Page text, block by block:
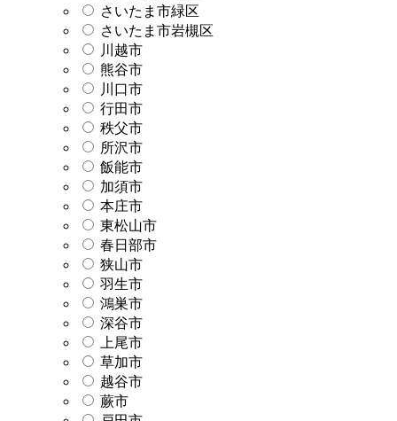
さいたま市緑区
さいたま市岩槻区
川越市
熊谷市
川口市
行田市
秩父市
所沢市
飯能市
加須市
本庄市
東松山市
春日部市
狭山市
羽生市
鴻巣市
深谷市
上尾市
草加市
越谷市
蕨市